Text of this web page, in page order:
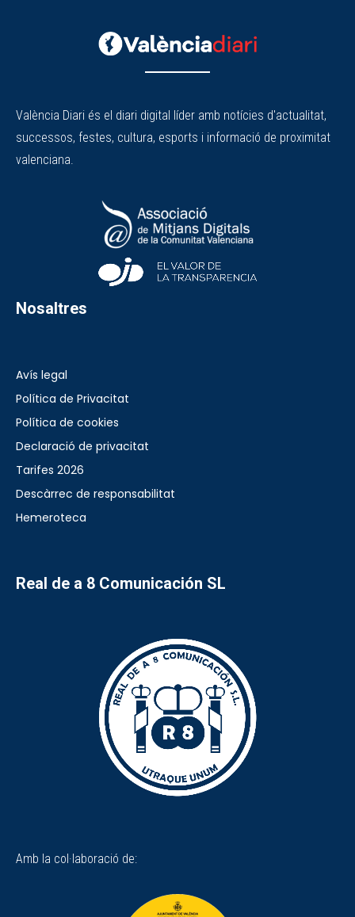
València Diari és el diari digital líder amb notícies d'actualitat,
successos, festes, cultura, esports i informació de proximitat
valenciana.
Nosaltres
Avís legal
Política de Privacitat
Política de cookies
Declaració de privacitat
Tarifes 2026
Descàrrec de responsabilitat
Hemeroteca
Real de a 8 Comunicación SL
Amb la col·laboració de: